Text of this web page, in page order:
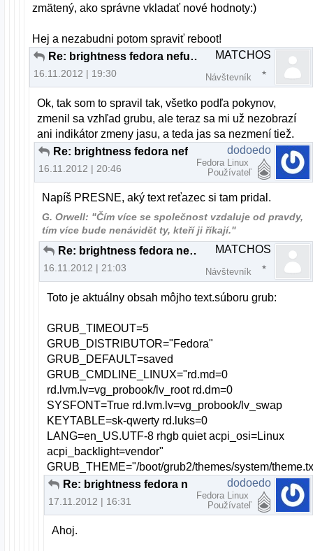
zmätený, ako správne vkladať nové hodnoty:)
Hej a nezabudni potom spraviť reboot!
Re: brightness fedora nefunkcne fn klavesy
16.11.2012 | 19:30
MATCHOS
Návštevník
Ok, tak som to spravil tak, všetko podľa pokynov,
zmenil sa vzhľad grubu, ale teraz sa mi už nezobrazí
ani indikátor zmeny jasu, a teda jas sa nezmení tiež.
16.11.2012 | 20:46
dodoedo
Fedora Linux
Používateľ
Napíš PRESNE, aký text reťazec si tam pridal.
G. Orwell: "Čím více se společnost vzdaluje od pravdy,
tím více bude nenávidět ty, kteří ji říkají."
Re: brightness fedora nefunkcne fn klavesy
16.11.2012 | 21:03
MATCHOS
Návštevník
Toto je aktuálny obsah môjho text.súboru grub:
GRUB_TIMEOUT=5
GRUB_DISTRIBUTOR="Fedora"
GRUB_DEFAULT=saved
GRUB_CMDLINE_LINUX="rd.md=0
rd.lvm.lv=vg_probook/lv_root rd.dm=0
SYSFONT=True rd.lvm.lv=vg_probook/lv_swap
KEYTABLE=sk-qwerty rd.luks=0
LANG=en_US.UTF-8 rhgb quiet acpi_osi=Linux
acpi_backlight=vendor"
GRUB_THEME="/boot/grub2/themes/system/
17.11.2012 | 16:31
dodoedo
Fedora Linux
Používateľ
Ahoj.